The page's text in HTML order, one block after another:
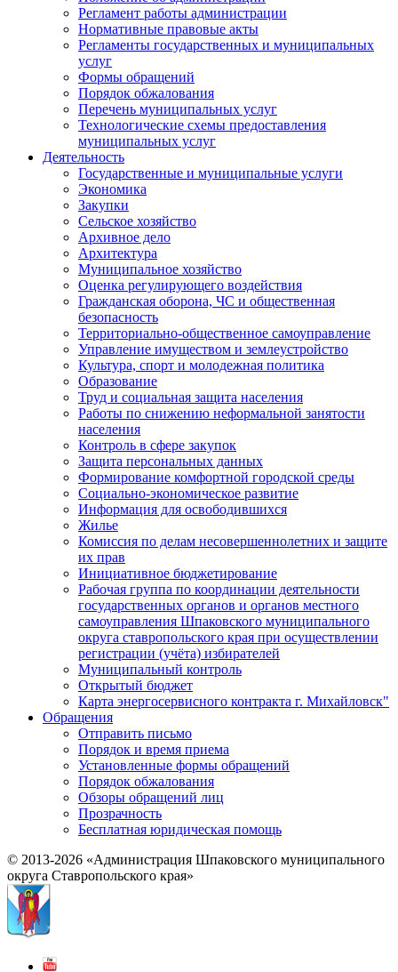
Регламент работы администрации
Нормативные правовые акты
Регламенты государственных и муниципальных
услуг
Формы обращений
Порядок обжалования
Перечень муниципальных услуг
Технологические схемы предоставления
муниципальных услуг
Деятельность
Государственные и муниципальные услуги
Экономика
Закупки
Сельское хозяйство
Архивное дело
Архитектура
Муниципальное хозяйство
Оценка регулирующего воздействия
Гражданская оборона, ЧС и общественная
безопасность
Территориально-общественное самоуправление
Управление имуществом и землеустройство
Культура, спорт и молодежная политика
Образование
Труд и социальная защита населения
Работы по снижению неформальной занятости
населения
Контроль в сфере закупок
Защита персональных данных
Формирование комфортной городской среды
Социально-экономическое развитие
Информация для освободившихся
Жилье
Комиссия по делам несовершеннолетних и защите
их прав
Инициативное бюджетирование
Рабочая группа по координации деятельности
государственных органов и органов местного
самоуправления Шпаковского муниципального
округа ставропольского края при осуществлении
регистрации (учёта) избирателей
Муниципальный контроль
Открытый бюджет
Карта энергосервисного контракта г. Михайловск"
Обращения
Отправить письмо
Порядок и время приема
Установленные формы обращений
Порядок обжалования
Обзоры обращений лиц
Прозрачность
Бесплатная юридическая помощь
© 2013-2026 «Администрация Шпаковского муниципального
округа Ставропольского края»